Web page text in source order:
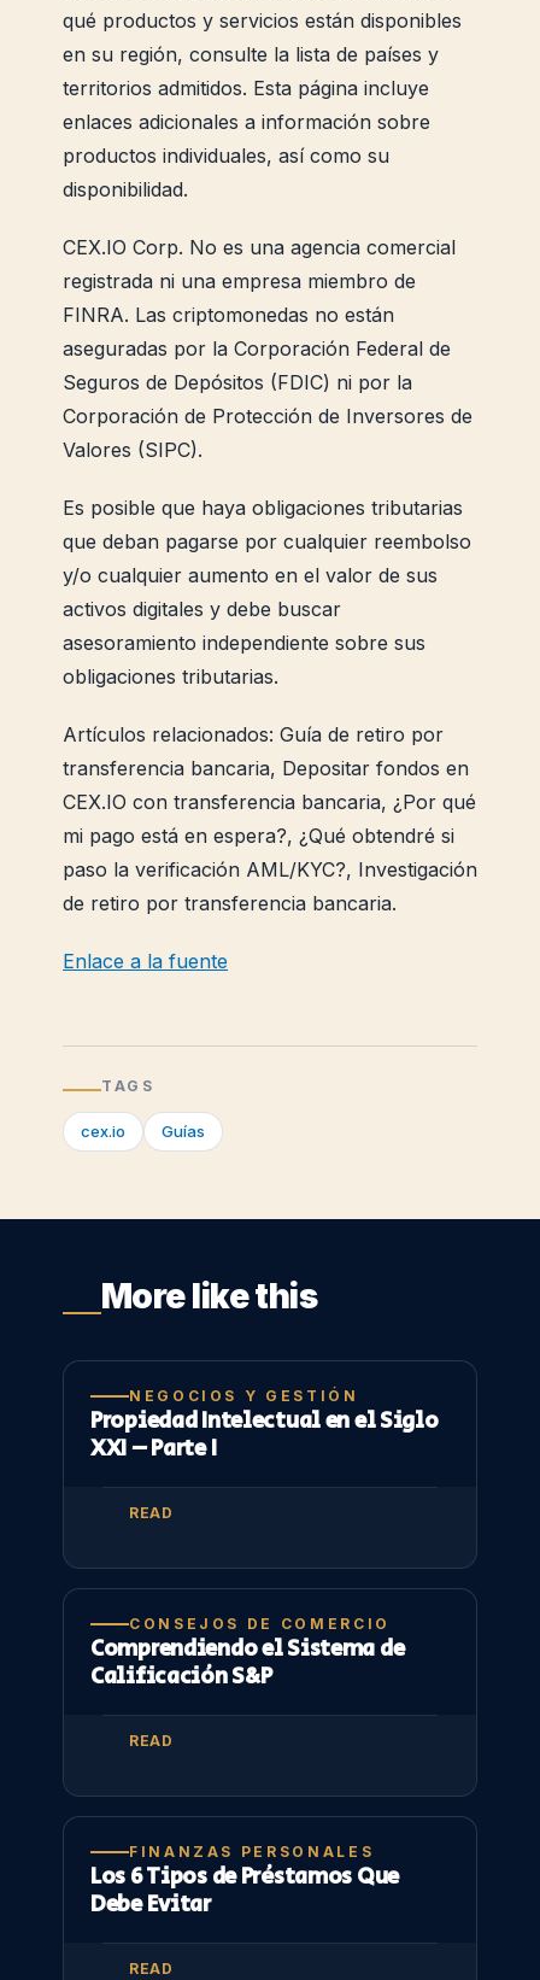
qué productos y servicios están disponibles
en su región, consulte la lista de países y
territorios admitidos. Esta página incluye
enlaces adicionales a información sobre
productos individuales, así como su
disponibilidad.
CEX.IO Corp. No es una agencia comercial
registrada ni una empresa miembro de
FINRA. Las criptomonedas no están
aseguradas por la Corporación Federal de
Seguros de Depósitos (FDIC) ni por la
Corporación de Protección de Inversores de
Valores (SIPC).
Es posible que haya obligaciones tributarias
que deban pagarse por cualquier reembolso
y/o cualquier aumento en el valor de sus
activos digitales y debe buscar
asesoramiento independiente sobre sus
obligaciones tributarias.
Artículos relacionados: Guía de retiro por
transferencia bancaria, Depositar fondos en
CEX.IO con transferencia bancaria, ¿Por qué
mi pago está en espera?, ¿Qué obtendré si
paso la verificación AML/KYC?, Investigación
de retiro por transferencia bancaria.
Enlace a la fuente
TAGS
cex.io Guías
More like this
NEGOCIOS Y GESTIÓN
Propiedad Intelectual en el Siglo
XXI – Parte I
READ
CONSEJOS DE COMERCIO
Comprendiendo el Sistema de
Calificación S&P
READ
FINANZAS PERSONALES
Los 6 Tipos de Préstamos Que
Debe Evitar
READ